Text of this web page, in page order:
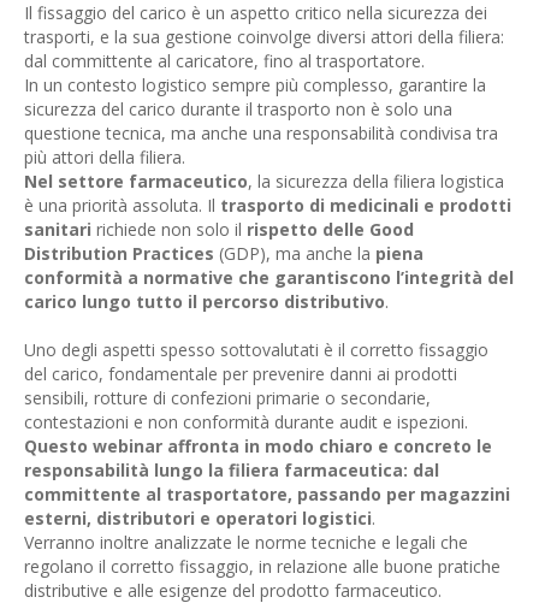
Il fissaggio del carico è un aspetto critico nella sicurezza dei
trasporti, e la sua gestione coinvolge diversi attori della filiera:
dal committente al caricatore, fino al trasportatore.
In un contesto logistico sempre più complesso, garantire la
sicurezza del carico durante il trasporto non è solo una
questione tecnica, ma anche una responsabilità condivisa tra
più attori della filiera.
Nel settore farmaceutico, la sicurezza della filiera logistica
è una priorità assoluta. Il trasporto di medicinali e prodotti
sanitari richiede non solo il rispetto delle Good
Distribution Practices (GDP), ma anche la piena
conformità a normative che garantiscono l’integrità del
carico lungo tutto il percorso distributivo.
Uno degli aspetti spesso sottovalutati è il corretto fissaggio
del carico, fondamentale per prevenire danni ai prodotti
sensibili, rotture di confezioni primarie o secondarie,
contestazioni e non conformità durante audit e ispezioni.
Questo webinar affronta in modo chiaro e concreto le
responsabilità lungo la filiera farmaceutica: dal
committente al trasportatore, passando per magazzini
esterni, distributori e operatori logistici.
Verranno inoltre analizzate le norme tecniche e legali che
regolano il corretto fissaggio, in relazione alle buone pratiche
distributive e alle esigenze del prodotto farmaceutico.